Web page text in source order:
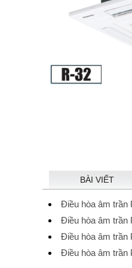
BÀI VIẾT
Điều hòa âm trần
Điều hòa âm trần
Điều hòa âm trần
Điều hòa âm trần